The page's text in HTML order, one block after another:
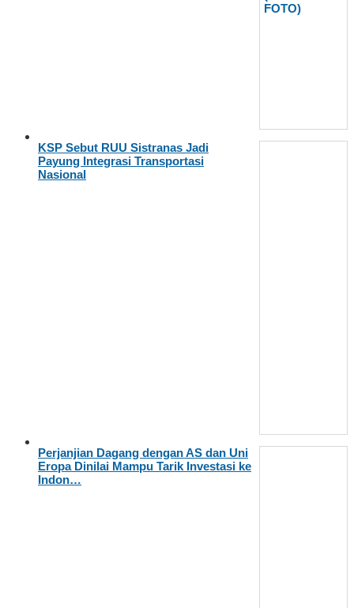
KSP Sebut RUU Sistranas Jadi
Payung Integrasi Transportasi
Nasional
Perjanjian Dagang dengan AS dan Uni
Eropa Dinilai Mampu Tarik Investasi ke
Indon…